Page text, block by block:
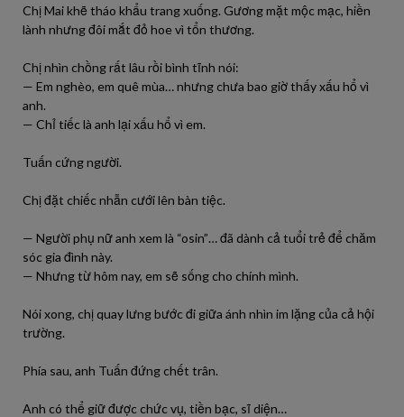
Chị Mai khẽ tháo khẩu trang xuống. Gương mặt mộc mạc, hiền
lành nhưng đôi mắt đỏ hoe vì tổn thương.
Chị nhìn chồng rất lâu rồi bình tĩnh nói:
— Em nghèo, em quê mùa… nhưng chưa bao giờ thấy xấu hổ vì
anh.
— Chỉ tiếc là anh lại xấu hổ vì em.
Tuấn cứng người.
Chị đặt chiếc nhẫn cưới lên bàn tiệc.
— Người phụ nữ anh xem là “osin”… đã dành cả tuổi trẻ để chăm
sóc gia đình này.
— Nhưng từ hôm nay, em sẽ sống cho chính mình.
Nói xong, chị quay lưng bước đi giữa ánh nhìn im lặng của cả hội
trường.
Phía sau, anh Tuấn đứng chết trân.
Anh có thể giữ được chức vụ, tiền bạc, sĩ diện…